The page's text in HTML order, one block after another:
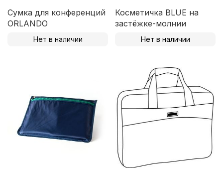
Сумка для конференций
ORLANDO
Нет в наличии
Косметичка BLUE на
застёжке-молнии
Нет в наличии